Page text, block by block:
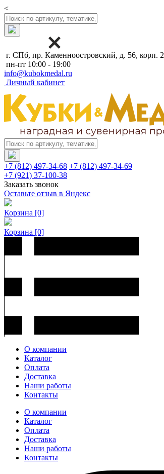
<
г. СПб, пр. Каменноостровский, д. 56, корп. 2
пн-пт 10:00 - 19:00
info@kubokmedal.ru
Личный кабинет
+7 (812) 497-34-68 +7 (812) 497-34-69
+7 (921) 37-100-38
Заказать звонок
Оставьте отзыв в Яндекс
Корзина [0]
Корзина [0]
О компании
Каталог
Оплата
Доставка
Наши работы
Контакты
О компании
Каталог
Оплата
Доставка
Наши работы
Контакты